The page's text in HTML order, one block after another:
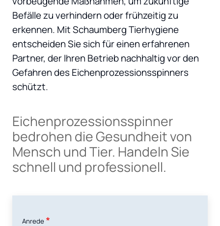
Befälle zu verhindern oder frühzeitig zu
erkennen. Mit Schaumberg Tierhygiene
entscheiden Sie sich für einen erfahrenen
Partner, der Ihren Betrieb nachhaltig vor den
Gefahren des Eichenprozessionsspinners
schützt.
Eichenprozessionsspinner
bedrohen die Gesundheit von
Mensch und Tier. Handeln Sie
schnell und professionell.
Anrede